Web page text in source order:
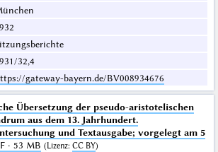
32,4
gateway-bayern.de/BV008934676
Übersetzung der pseudo-aristotelischen
aus dem 13. Jahrhundert.
und Textausgabe; vorgelegt am 5
· 53 MB (Lizenz: CC BY)